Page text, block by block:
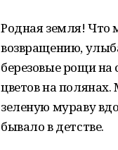
Родная земля! Что
возвращению,
березовые рощи на
цветов на полянах.
зеленую мураву
бывало в детстве.